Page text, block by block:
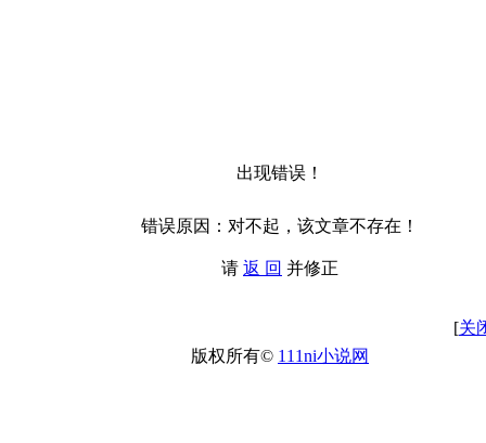
出现错误！
错误原因：对不起，该文章不存在！
请 返 回 并修正
[关
版权所有© 111ni小说网